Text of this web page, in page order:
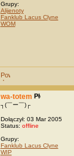
Grupy:
Alijenoty
Fanklub Lacus Clyne
WOM
wa-totem
┐(￣ー￣)┌
Dołączył: 03 Mar 2005
Status: offline
Grupy:
Fanklub Lacus Clyne
WIP